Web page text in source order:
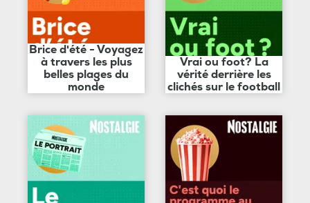
Brice d'été - Voyagez
à travers les plus
belles plages du
monde
Vrai ou foot? La
vérité derrière les
clichés sur le football